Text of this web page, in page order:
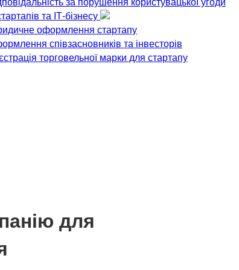
та ІТ-бізнесу
оформлення стартапу
співзасновників та інвесторів
торговельної марки для стартапу
для